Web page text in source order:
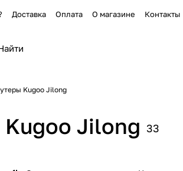
Доставка Оплата О магазине Контакты
Kugoo Jilong
Jilong 33